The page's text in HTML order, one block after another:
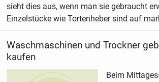
sieht dies aus, wenn man sie gebraucht
Einzelstücke wie Tortenheber sind auf
Waschmaschinen und Trockner
kaufen
Beim